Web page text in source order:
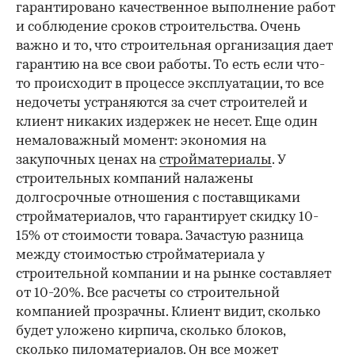
гарантировано качественное выполнение работ
и соблюдение сроков строительства. Очень
важно и то, что строительная организация дает
гарантию на все свои работы. То есть если что-
то происходит в процессе эксплуатации, то все
недочеты устраняются за счет строителей и
клиент никаких издержек не несет. Еще один
немаловажный момент: экономия на
закупочных ценах настройматериалы. У
строительных компаний налажены
долгосрочные отношения с поставщиками
стройматериалов, что гарантирует скидку 10-
15% от стоимости товара. Зачастую разница
между стоимостью стройматериала у
строительной компании и на рынке составляет
от 10-20%. Все расчеты со строительной
компанией прозрачны. Клиент видит, сколько
будет уложено кирпича, сколько блоков,
сколько пиломатериалов. Он все может